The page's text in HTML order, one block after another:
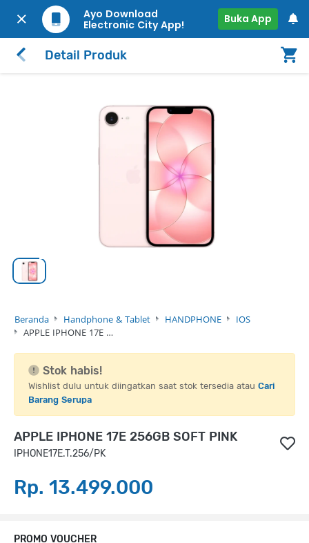
Ayo Download
Electronic City App!
Buka App
Detail Produk
Beranda Handphone & Tablet HANDPHONE
IOS
APPLE IPHONE 17E …
Stok habis!
Wishlist dulu untuk diingatkan saat stok tersedia atau Cari
Barang Serupa
APPLE IPHONE 17E 256GB SOFT PINK
IPHONE17E.T.256/PK
Rp. 13.499.000
PROMO VOUCHER